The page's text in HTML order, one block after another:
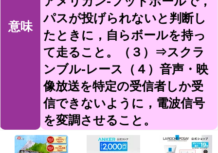
意味
パスが投げられないと判断し
たときに，自らボールを持っ
て走ること。（３）⇒スクラ
ンブル-レース（４）音声・映
像放送を特定の受信者しか受
信できないように，電波信号
を変調させること。